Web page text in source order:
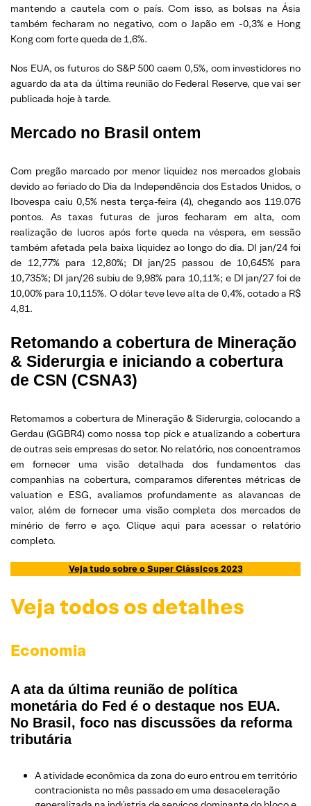
mantendo a cautela com o país. Com isso, as bolsas na Ásia
também fecharam no negativo, com o Japão em -0,3% e Hong
Kong com forte queda de 1,6%.
Nos EUA, os futuros do S&P 500 caem 0,5%, com investidores no
aguardo da ata da última reunião do Federal Reserve, que vai ser
publicada hoje à tarde.
Mercado no Brasil ontem
Com pregão marcado por menor liquidez nos mercados globais
devido ao feriado do Dia da Independência dos Estados Unidos, o
Ibovespa caiu 0,5% nesta terça-feira (4), chegando aos 119.076
pontos. As taxas futuras de juros fecharam em alta, com
realização de lucros após forte queda na véspera, em sessão
também afetada pela baixa liquidez ao longo do dia. DI jan/24 foi
de 12,77% para 12,80%; DI jan/25 passou de 10,645% para
10,735%; DI jan/26 subiu de 9,98% para 10,11%; e DI jan/27 foi de
10,00% para 10,115%. O dólar teve leve alta de 0,4%, cotado a R$
4,81.
Retomando a cobertura de Mineração
& Siderurgia e iniciando a cobertura
de CSN (CSNA3)
Retomamos a cobertura de Mineração & Siderurgia, colocando a
Gerdau (GGBR4) como nossa top pick e atualizando a cobertura
de outras seis empresas do setor. No relatório, nos concentramos
em fornecer uma visão detalhada dos fundamentos das
companhias na cobertura, comparamos diferentes métricas de
valuation e ESG, avaliamos profundamente as alavancas de
valor, além de fornecer uma visão completa dos mercados de
minério de ferro e aço. Clique aqui para acessar o relatório
completo.
Veja tudo sobre o Super Clássicos 2023
Veja todos os detalhes
Economia
A ata da última reunião de política
monetária do Fed é o destaque nos EUA.
No Brasil, foco nas discussões da reforma
tributária
A atividade econômica da zona do euro entrou em território
contracionista no mês passado em uma desaceleração